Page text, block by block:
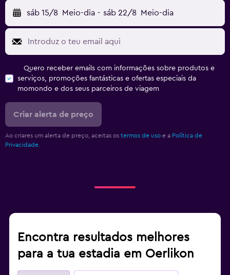
sáb 15/8 Meio-dia - sáb 22/8 Meio-dia
Quero receber emails com informações sobre produtos e
serviços, promoções fantásticas e ofertas especiais da
momondo e dos seus parceiros de viagem
Criar alerta de preço
Ao criares um alerta de preço, aceitas os termos de uso e a Política de
Privacidade.
Encontra resultados melhores
para a tua estadia em Oerlikon